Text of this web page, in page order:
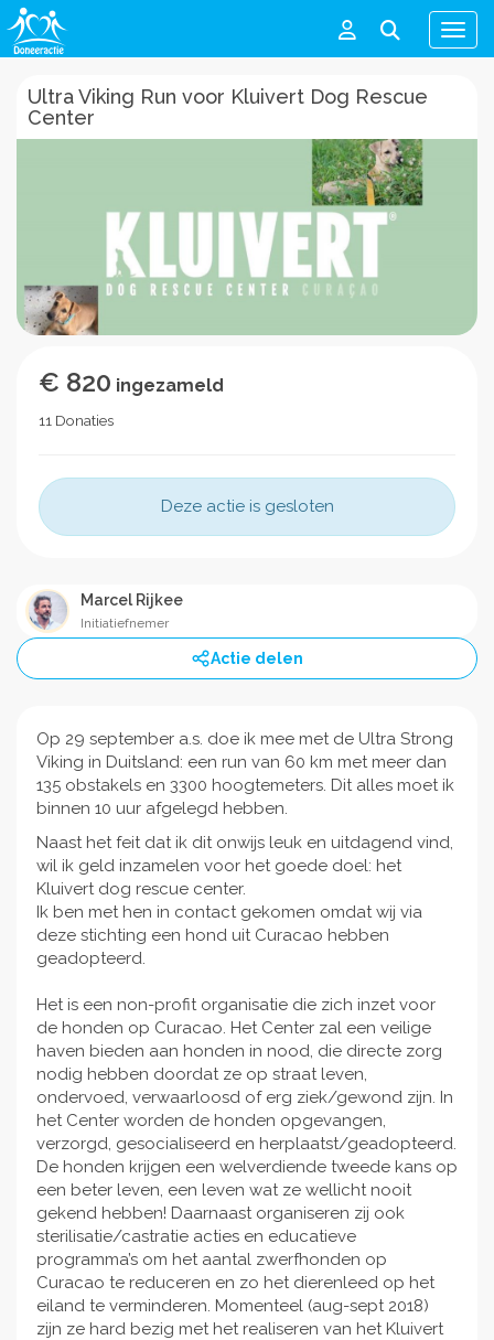
Menu
Ultra Viking Run voor Kluivert Dog Rescue
Center
€ 820 ingezameld
11 Donaties
Deze actie is gesloten
Marcel Rijkee
Initiatiefnemer
Actie delen
Op 29 september a.s. doe ik mee met de Ultra Strong
Viking in Duitsland: een run van 60 km met meer dan
135 obstakels en 3300 hoogtemeters. Dit alles moet ik
binnen 10 uur afgelegd hebben.
Naast het feit dat ik dit onwijs leuk en uitdagend vind,
wil ik geld inzamelen voor het goede doel: het
Kluivert dog rescue center.
Ik ben met hen in contact gekomen omdat wij via
deze stichting een hond uit Curacao hebben
geadopteerd.
Het is een non-profit organisatie die zich inzet voor
de honden op Curacao. Het Center zal een veilige
haven bieden aan honden in nood, die directe zorg
nodig hebben doordat ze op straat leven,
ondervoed, verwaarloosd of erg ziek/gewond zijn. In
het Center worden de honden opgevangen,
verzorgd, gesocialiseerd en herplaatst/geadopteerd.
De honden krijgen een welverdiende tweede kans op
een beter leven, een leven wat ze wellicht nooit
gekend hebben! Daarnaast organiseren zij ook
sterilisatie/castratie acties en educatieve
programma’s om het aantal zwerfhonden op
Curacao te reduceren en zo het dierenleed op het
eiland te verminderen. Momenteel (aug-sept 2018)
zijn ze hard bezig met het realiseren van het Kluivert